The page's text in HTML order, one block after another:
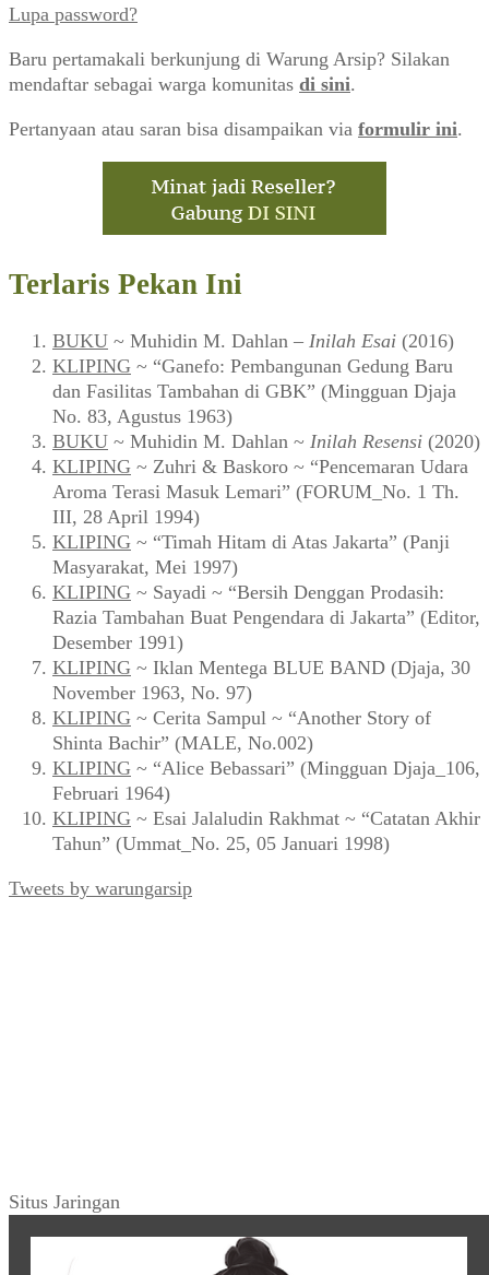
Lupa password?
Baru pertamakali berkunjung di Warung Arsip? Silakan
mendaftar sebagai warga komunitas di sini.
Pertanyaan atau saran bisa disampaikan via formulir ini.
Terlaris Pekan Ini
BUKU ~ Muhidin M. Dahlan – Inilah Esai (2016)
KLIPING ~ “Ganefo: Pembangunan Gedung Baru
dan Fasilitas Tambahan di GBK” (Mingguan Djaja
No. 83, Agustus 1963)
BUKU ~ Muhidin M. Dahlan ~ Inilah Resensi (2020)
KLIPING ~ Zuhri & Baskoro ~ “Pencemaran Udara
Aroma Terasi Masuk Lemari” (FORUM_No. 1 Th.
III, 28 April 1994)
KLIPING ~ “Timah Hitam di Atas Jakarta” (Panji
Masyarakat, Mei 1997)
KLIPING ~ Sayadi ~ “Bersih Denggan Prodasih:
Razia Tambahan Buat Pengendara di Jakarta” (Editor,
Desember 1991)
KLIPING ~ Iklan Mentega BLUE BAND (Djaja, 30
November 1963, No. 97)
KLIPING ~ Cerita Sampul ~ “Another Story of
Shinta Bachir” (MALE, No.002)
KLIPING ~ “Alice Bebassari” (Mingguan Djaja_106,
Februari 1964)
KLIPING ~ Esai Jalaludin Rakhmat ~ “Catatan Akhir
Tahun” (Ummat_No. 25, 05 Januari 1998)
Tweets by warungarsip
Situs Jaringan